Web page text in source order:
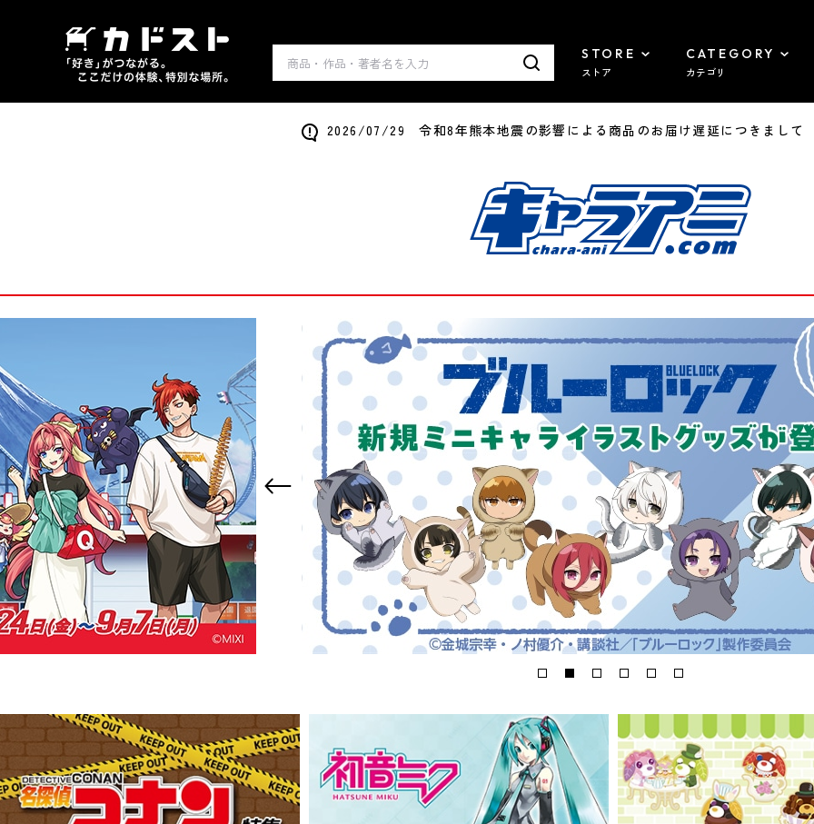
STORE
ストア
CATEGORY
カテゴリ
2026/07/29 令和8年熊本地震の影響による商品のお届け遅延につきまして